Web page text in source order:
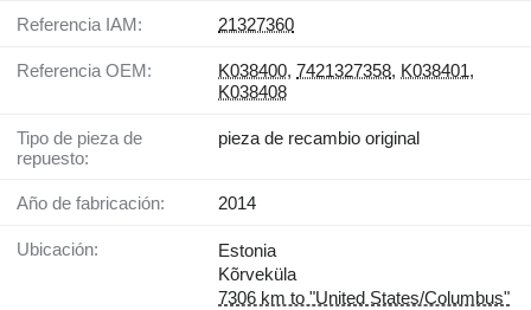
Referencia IAM: 21327360
Referencia OEM: K038400, 7421327358, K038401,
K038408
Tipo de pieza de
repuesto:
pieza de recambio original
Año de fabricación: 2014
Ubicación:
Estonia
Kõrveküla
7306 km to "United States/Columbus"